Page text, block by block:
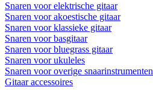
Snaren voor elektrische gitaar
Snaren voor akoestische gitaar
Snaren voor klassieke gitaar
Snaren voor basgitaar
Snaren voor bluegrass gitaar
Snaren voor ukuleles
Snaren voor overige snaarinstrumenten
Gitaar accessoires